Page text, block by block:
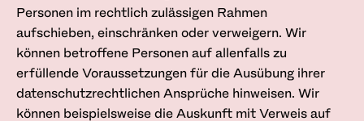
Personen im rechtlich zulässigen Rahmen
aufschieben, einschränken oder verweigern. Wir
können betroffene Personen auf allenfalls zu
erfüllende Voraussetzungen für die Ausübung ihrer
datenschutzrechtlichen Ansprüche hinweisen. Wir
können beispielsweise die Auskunft mit Verweis auf